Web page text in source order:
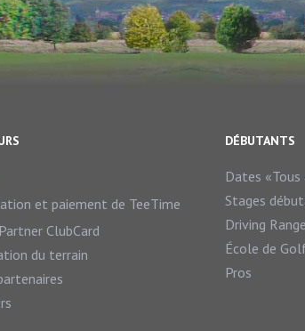
et paiement de TeeTime
ClubCard
du terrain
DÉBUTANTS
Dates
Stages
Driving
École de
Pros